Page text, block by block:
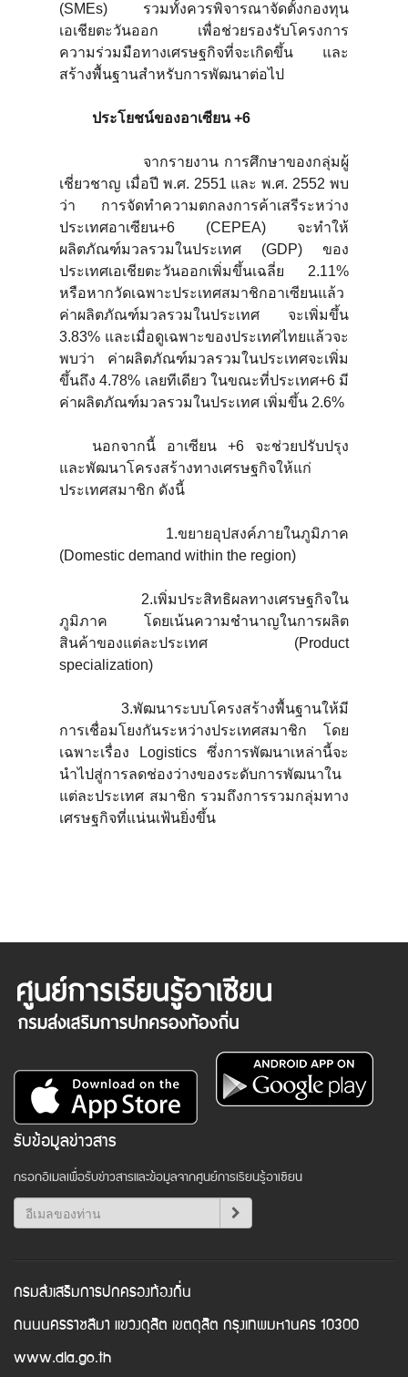
(SMEs) รวมทั้งควรพิจารณาจัดตั้งกองทุน
เอเชียตะวันออก เพื่อช่วยรองรับโครงการ
ความร่วมมือทางเศรษฐกิจที่จะเกิดขึ้น และ
สร้างพื้นฐานสำหรับการพัฒนาต่อไป
ประโยชน์ของอาเซียน +6
จากรายงาน การศึกษาของกลุ่มผู้
เชี่ยวชาญ เมื่อปี พ.ศ. 2551 และ พ.ศ. 2552 พบ
ว่า การจัดทำความตกลงการค้าเสรีระหว่าง
ประเทศอาเซียน+6 (CEPEA) จะทำให้
ผลิตภัณฑ์มวลรวมในประเทศ (GDP) ของ
ประเทศเอเชียตะวันออกเพิ่มขึ้นเฉลี่ย 2.11%
หรือหากวัดเฉพาะประเทศสมาชิกอาเซียนแล้ว
ค่าผลิตภัณฑ์มวลรวมในประเทศ จะเพิ่มขึ้น
3.83% และเมื่อดูเฉพาะของประเทศไทยแล้วจะ
พบว่า ค่าผลิตภัณฑ์มวลรวมในประเทศจะเพิ่ม
ขึ้นถึง 4.78% เลยทีเดียว ในขณะที่ประเทศ+6 มี
ค่าผลิตภัณฑ์มวลรวมในประเทศ เพิ่มขึ้น 2.6%
นอกจากนี้ อาเซียน +6 จะช่วยปรับปรุง
และพัฒนาโครงสร้างทางเศรษฐกิจให้แก่
ประเทศสมาชิก ดังนี้
1.ขยายอุปสงค์ภายในภูมิภาค
(Domestic demand within the region)
2.เพิ่มประสิทธิผลทางเศรษฐกิจใน
ภูมิภาค โดยเน้นความชำนาญในการผลิต
สินค้าของแต่ละประเทศ (Product
specialization)
3.พัฒนาระบบโครงสร้างพื้นฐานให้มี
การเชื่อมโยงกันระหว่างประเทศสมาชิก โดย
เฉพาะเรื่อง Logistics ซึ่งการพัฒนาเหล่านี้จะ
นำไปสู่การลดช่องว่างของระดับการพัฒนาใน
แต่ละประเทศ สมาชิก รวมถึงการรวมกลุ่มทาง
เศรษฐกิจที่แน่นเฟ้นยิ่งขึ้น
รับข้อมูลข่าวสาร
กรอกอีเมลเพื่อรับข่าวสารและข้อมูลจากศูนย์การเรียนรู้อาเซียน
กรมส่งเสริมการปกครองท้องถิ่น
ถนนนครราชสีมา แขวงดุสิต เขตดุสิต กรุงเทพมหานคร 10300
www.dla.go.th